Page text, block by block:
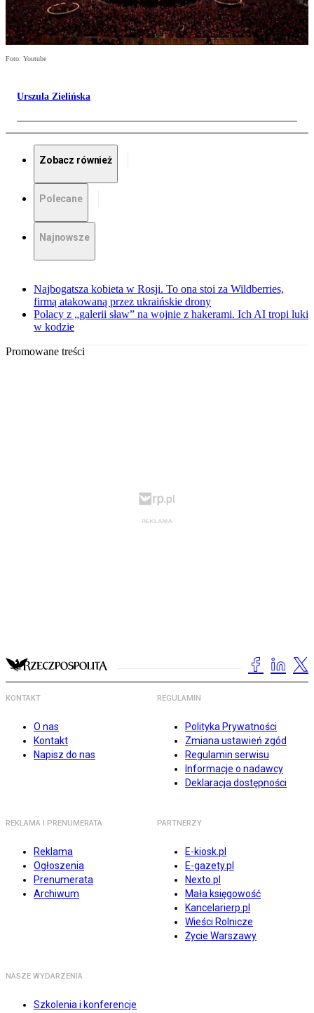
Foto: Youtube
Urszula Zielińska
Zobacz również
Polecane
Najnowsze
Najbogatsza kobieta w Rosji. To ona stoi za Wildberries,
firmą atakowaną przez ukraińskie drony
Polacy z „galerii sław” na wojnie z hakerami. Ich AI tropi luki
w kodzie
Promowane treści
KONTAKT
O nas
Kontakt
Napisz do nas
REGULAMIN
Polityka Prywatności
Zmiana ustawień zgód
Regulamin serwisu
Informacje o nadawcy
Deklaracja dostępności
REKLAMA I PRENUMERATA
Reklama
Ogłoszenia
Prenumerata
Archiwum
PARTNERZY
E-kiosk.pl
E-gazety.pl
Nexto.pl
Mała księgowość
Kancelarierp.pl
Wieści Rolnicze
Życie Warszawy
NASZE WYDARZENIA
Szkolenia i konferencje